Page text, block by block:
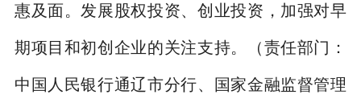
惠及面。发展股权投资、创业投资，加强对早
期项目和初创企业的关注支持。 （责任部门：
中国人民银行通辽市分行、国家金融监督管理